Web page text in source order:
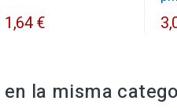
1,64 €
la misma